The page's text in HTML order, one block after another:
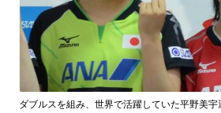
ダブルスを組み、世界で活躍していた平野美